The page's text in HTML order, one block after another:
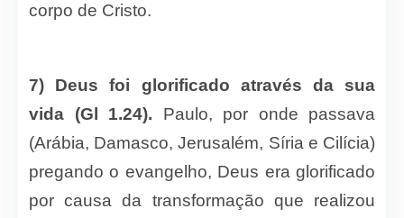
corpo de Cristo.
7) Deus foi glorificado através da sua
vida (Gl 1.24). Paulo, por onde passava
(Arábia, Damasco, Jerusalém, Síria e Cilícia)
pregando o evangelho, Deus era glorificado
por causa da transformação que realizou